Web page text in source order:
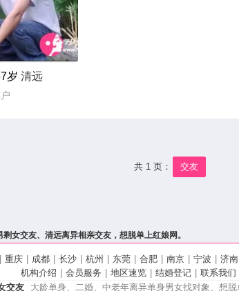
岁 清远
共 1 页： 交友
剩女交友、清远离异相亲交友，想脱单上红娘网。
重庆 成都 长沙 杭州 东莞 合肥 南京 宁波 济南
机构介绍
会员服务 地区速览 结婚登记 联系我们
交友
大龄单身、二婚、中老年离异单身男女找对象、想